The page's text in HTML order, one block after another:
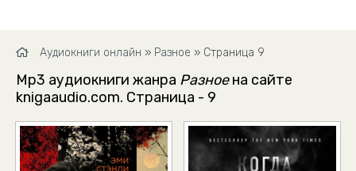
Аудиокниги онлайн » Разное » Страница 9
Mp3 аудиокниги жанра Разноена сайте
knigaaudio.com. Страница - 9